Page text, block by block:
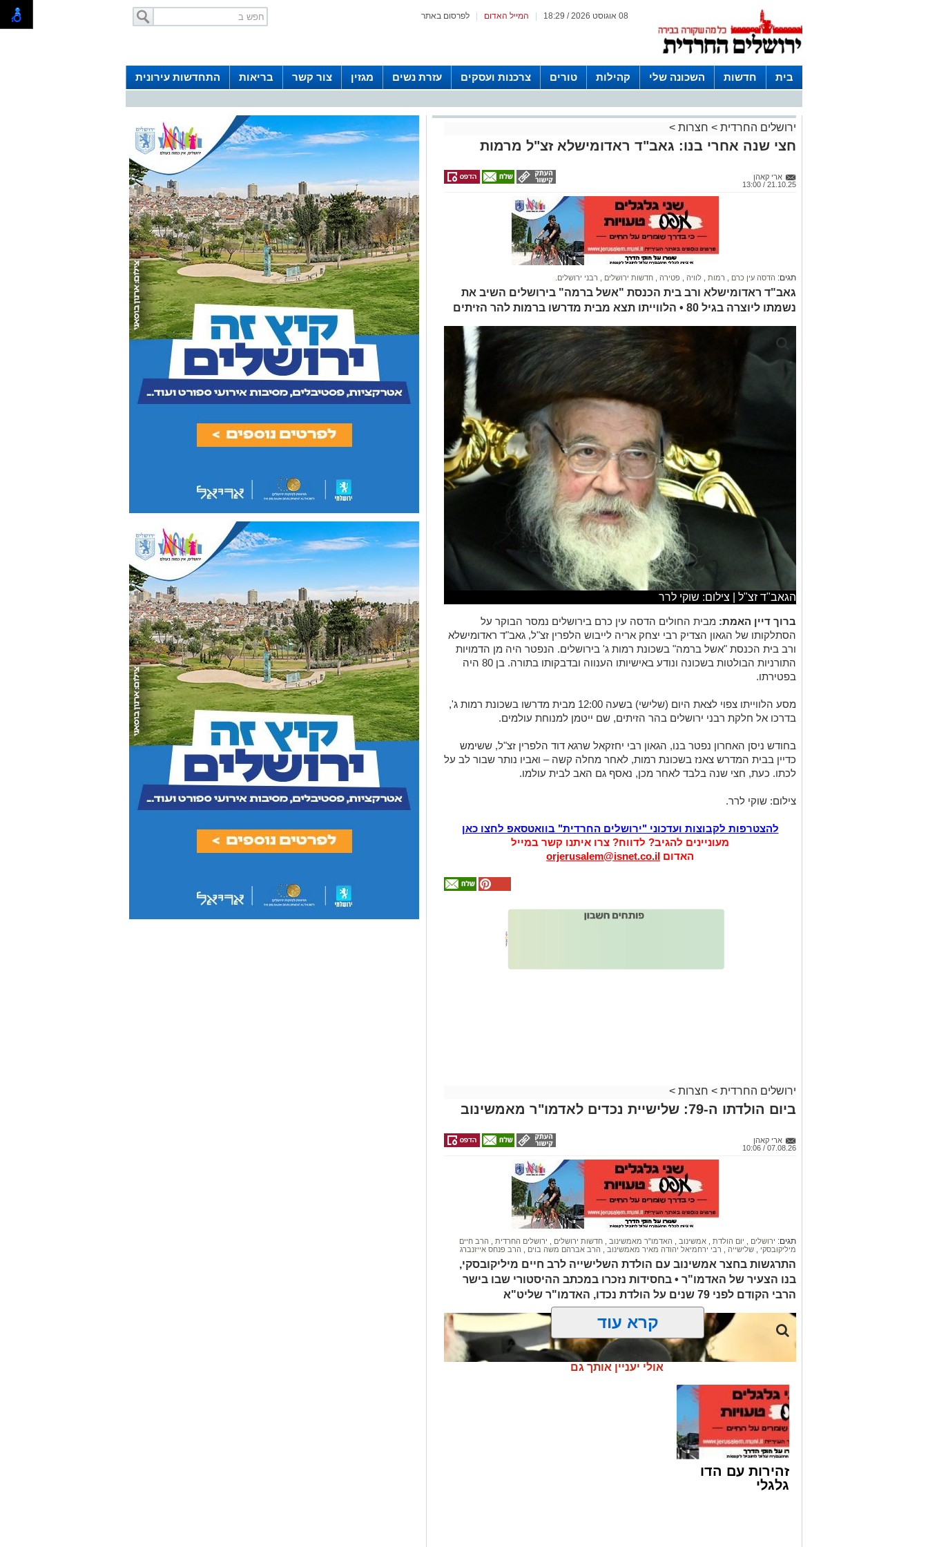
לפרסום באתר המייל האדום 08 אוגוסט 2026 / 18:29
בית חדשות השכונה שלי קהילות טורים צרכנות ועסקים עזרת נשים מגזין צור קשר בריאות
התחדשות עירונית
ירושלים החרדית > חצרות >
חצי שנה אחרי בנו: גאב"ד ראדומישלא זצ"ל מרמות
ארי קאהן
21.10.25 / 13:00
תגים: הדסה עין כרם רמות לוויה פטירה חדשות ירושלים רבני ירושלים.
גאב"ד ראדומישלא ורב בית הכנסת "אשל ברמה" בירושלים השיב את
נשמתו ליוצרה בגיל 80 • הלווייתו תצא מבית מדרשו ברמות להר הזיתים
הגאב"ד זצ"ל | צילום: שוקי לרר
ברוך דיין האמת: מבית החולים הדסה עין כרם בירושלים נמסר הבוקר על
הסתלקותו של הגאון הצדיק רבי יצחק אריה לייבוש הלפרין זצ"ל, גאב"ד ראדומישלא
ורב בית הכנסת "אשל ברמה" בשכונת רמות ג' בירושלים. הנפטר היה מן הדמויות
התורניות הבולטות בשכונה ונודע באישיותו הענווה ובדבקותו בתורה. בן 80 היה
בפטירתו.
מסע הלווייתו צפוי לצאת היום (שלישי) בשעה 12:00 מבית מדרשו בשכונת רמות ג',
בדרכו אל חלקת רבני ירושלים בהר הזיתים, שם ייטמן למנוחת עולמים.
בחודש ניסן האחרון נפטר בנו, הגאון רבי יחזקאל שרגא דוד הלפרין זצ"ל, ששימש
כדיין בבית המדרש צאנז בשכונת רמות, לאחר מחלה קשה – ואביו נותר שבור לב על
לכתו. כעת, חצי שנה בלבד לאחר מכן, נאסף גם האב לבית עולמו.
צילום: שוקי לרר.
להצטרפות לקבוצות ועדכוני "ירושלים החרדית" בוואטסאפ לחצו כאן
מעוניינים להגיב? לדווח? צרו איתנו קשר במייל
האדום orjerusalem@isnet.co.il
יעניין
ירושלים החרדית > חצרות >
ביום הולדתו ה-79: שלישיית נכדים לאדמו"ר מאמשינוב
ארי קאהן
07.08.26 / 10:06
תגים: ירושלים יום הולדת אמשינוב האדמו"ר מאמשינוב חדשות ירושלים ירושלים החרדית
הרב חיים
מיליקובסקי
שלישייה רבי ירחמיאל יהודה מאיר מאמשינוב הרב אברהם משה בוים הרב פנחס אייזנברג
התרגשות בחצר אמשינוב עם הולדת השלישייה לרב חיים מיליקובסקי,
בנו הצעיר של האדמו"ר • בחסידות נזכרו במכתב ההיסטורי שבו בישר
הרבי הקודם לפני 79 שנים על הולדת נכדו, האדמו"ר שליט"א
קרא עוד
אולי יעניין אותך גם
זהירות עם הדו
גלגלי